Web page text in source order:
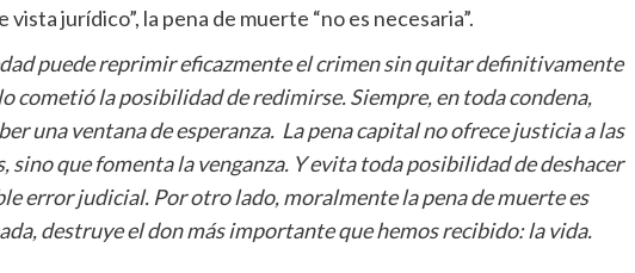
vista jurídico”, la pena de muerte “no es necesaria”.
puede reprimir eficazmente el crimen sin quitar definitivamente
cometió la posibilidad de redimirse. Siempre, en toda condena,
una ventana de esperanza. La pena capital no ofrece justicia a las
sino que fomenta la venganza. Y evita toda posibilidad de deshacer
error judicial. Por otro lado, moralmente la pena de muerte es
destruye el don más importante que hemos recibido: la vida.